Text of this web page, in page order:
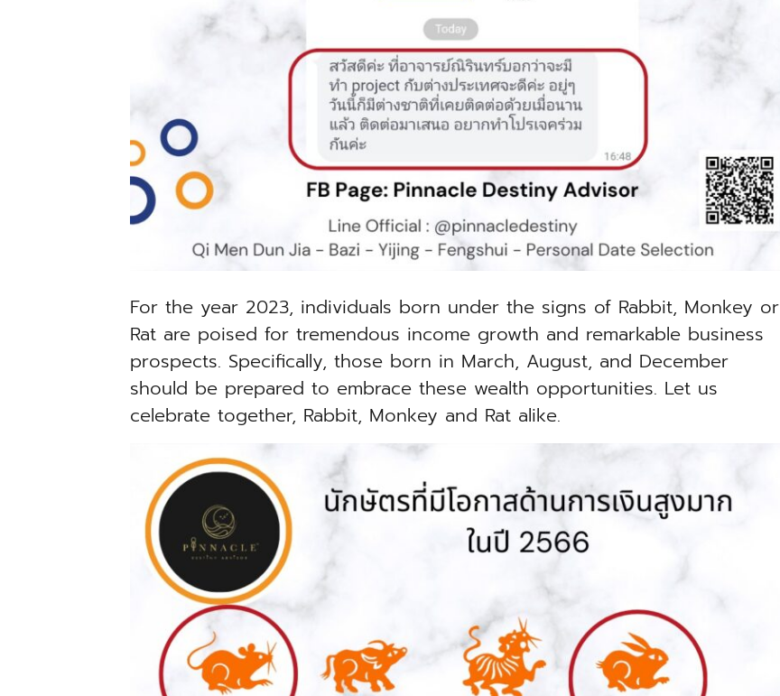
For the year 2023, individuals born under the signs of Rabbit, Monkey or
Rat are poised for tremendous income growth and remarkable business
prospects. Specifically, those born in March, August, and December
should be prepared to embrace these wealth opportunities. Let us
celebrate together, Rabbit, Monkey and Rat alike.